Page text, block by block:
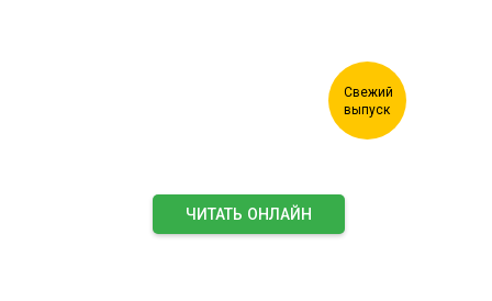
ЧИТАТЬ ОНЛАЙН